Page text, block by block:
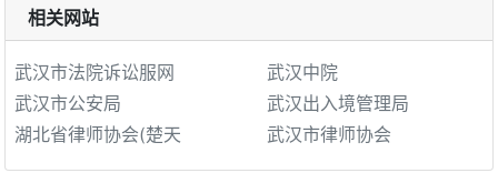
相关网站
武汉市法院诉讼服网
武汉中院
武汉市公安局
武汉出入境管理局
湖北省律师协会(楚天
武汉市律师协会